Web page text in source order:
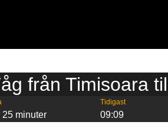
från Timisoara
25 minuter
Tidigast
09:09